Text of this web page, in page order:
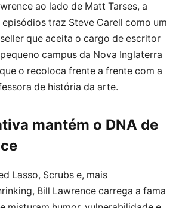
ao lado de Matt Tarses, a
traz Steve Carell como um
que aceita o cargo de escritor
campus da Nova Inglaterra
o recoloca frente a frente com a
de história da arte.
mantém o DNA de
Lasso, Scrubs e, mais
Bill Lawrence carrega a fama